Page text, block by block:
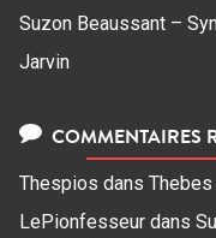
Suzon Beaussant –
Jarvin
COMMENTAIRES
Thespios dans
LePionfesseur dans